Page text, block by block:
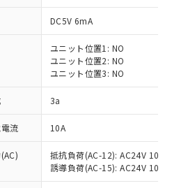
DC5V 6mA
ユニット位置1: NO
ユニット位置2: NO
ユニット位置3: NO
3a
流 10A
抵抗負荷(AC-12): AC24V 10A/
誘導負荷(AC-15): AC24V
指令（10物質）の
品が提供可能な商品で
指令（10物質）の非含